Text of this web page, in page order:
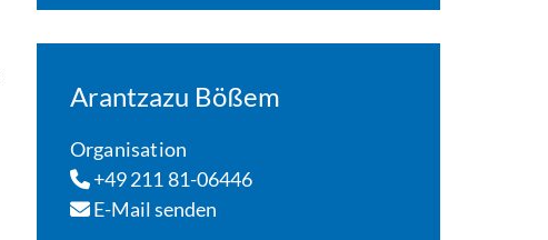
Arantzazu Bößem
Organisation
+49 211 81-06446
E-Mail senden